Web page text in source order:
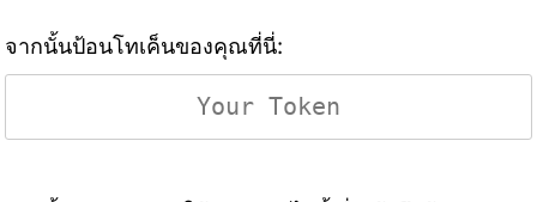
จากนั้นป้อนโทเค็นของคุณที่นี่: